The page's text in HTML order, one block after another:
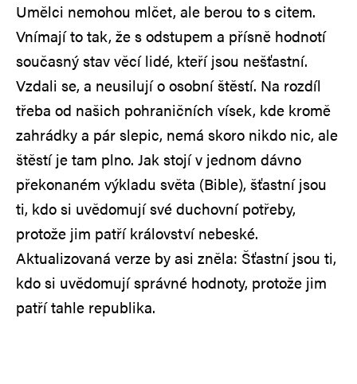
Umělci nemohou mlčet, ale berou to s citem.
Vnímají to tak, že s odstupem a přísně hodnotí
současný stav věcí lidé, kteří jsou nešťastní.
Vzdali se, a neusilují o osobní štěstí. Na rozdíl
třeba od našich pohraničních vísek, kde kromě
zahrádky a pár slepic, nemá skoro nikdo nic, ale
štěstí je tam plno. Jak stojí v jednom dávno
překonaném výkladu světa (Bible), šťastní jsou
ti, kdo si uvědomují své duchovní potřeby,
protože jim patří království nebeské.
Aktualizovaná verze by asi zněla: Šťastní jsou ti,
kdo si uvědomují správné hodnoty, protože jim
patří tahle republika.